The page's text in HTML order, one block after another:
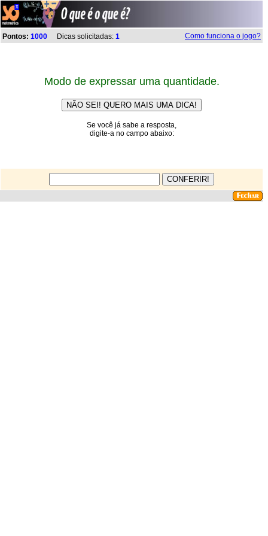
Pontos: 1000 Dicas solicitadas: 1 Como funciona o jogo?
Modo de expressar uma quantidade.
Se você já sabe a resposta,
digite-a no campo abaixo: